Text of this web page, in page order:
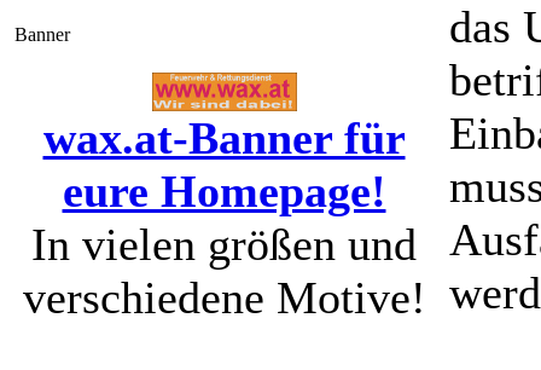
Banner
wax.at-Banner für
eure Homepage!
In vielen größen und
verschiedene Motive!
das